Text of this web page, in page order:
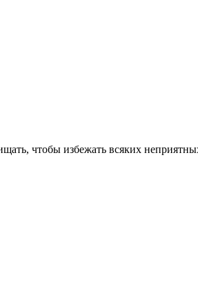
чтобы избежать всяких